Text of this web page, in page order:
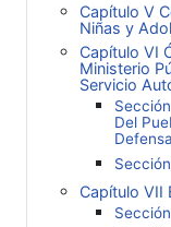
Capítulo V
Niñas y
Capítulo VI
Ministerio
Servicio
Del
Capítulo VII